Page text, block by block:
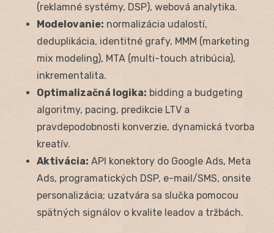
(reklamné systémy, DSP), webová analytika.
Modelovanie: normalizácia udalostí,
deduplikácia, identitné grafy, MMM (marketing
mix modeling), MTA (multi-touch atribúcia),
inkrementalita.
Optimalizačná logika: bidding a budgeting
algoritmy, pacing, predikcie LTV a
pravdepodobnosti konverzie, dynamická tvorba
kreatív.
Aktivácia: API konektory do Google Ads, Meta
Ads, programatických DSP, e-mail/SMS, onsite
personalizácia; uzatvára sa slučka pomocou
spätných signálov o kvalite leadov a tržbách.